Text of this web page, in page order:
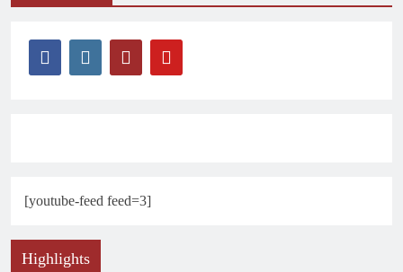
[youtube-feed feed=3]
Highlights